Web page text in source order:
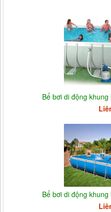
Bể bơi di động
Bể bơi di động